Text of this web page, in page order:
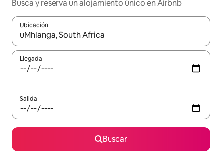
Busca y reserva un alojamiento único en Airbnb
Ubicación
Cuando los resultados estén disponibles, podrás navegar
Llegada
Salida
Buscar